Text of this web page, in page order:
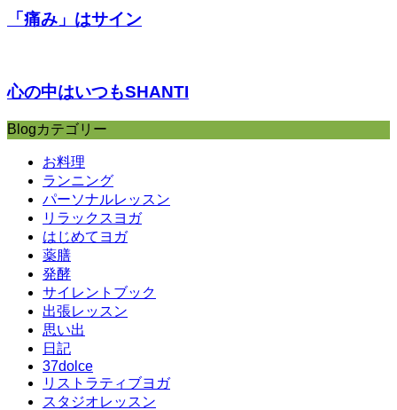
「痛み」はサイン
心の中はいつもSHANTI
Blogカテゴリー
お料理
ランニング
パーソナルレッスン
リラックスヨガ
はじめてヨガ
薬膳
発酵
サイレントブック
出張レッスン
思い出
日記
37dolce
リストラティブヨガ
スタジオレッスン